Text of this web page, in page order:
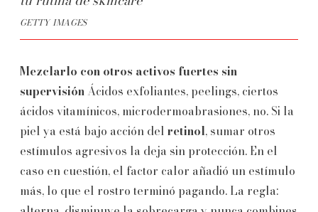
GETTY IMAGES
Mezclarlo con otros activos fuertes sin
supervisiónÁcidos exfoliantes, peelings, ciertos
ácidos vitamínicos, microdermoabrasiones, no. Si la
piel ya está bajo acción del retinol, sumar otros
estímulos agresivos la deja sin protección. En el
caso en cuestión, el factor calor añadió un estímulo
más, lo que el rostro terminó pagando. La regla: